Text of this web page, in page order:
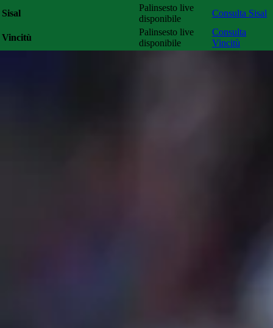
Sisal
Palinsesto live
disponibile
Consulta Sisal
Vincitù
Palinsesto live
disponibile
Consulta
Vincitù